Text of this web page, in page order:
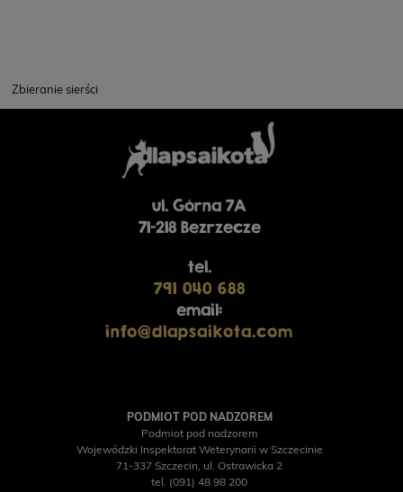
DOSTĘPNOŚCI
dla psów dorosłych 400g
23,90 zł
Zbieranie sierści
ul. Górna 7A
71-218 Bezrzecze
tel.
791 040 688
email:
info@dlapsaikota.com
PODMIOT POD NADZOREM
Podmiot pod nadzorem
Wojewódzki Inspektorat Weterynarii w Szczecinie
71-337 Szczecin, ul. Ostrawicka 2
tel. (091) 48 98 200